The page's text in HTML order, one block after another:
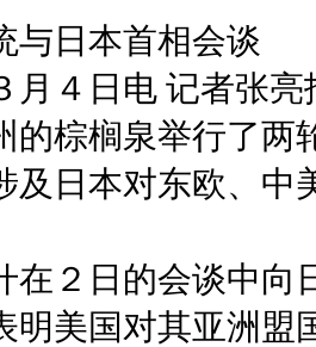
日本首相会谈
月４日电 记者张
的棕榈泉举行了两
及日本对东欧、中
在２日的会谈中向
明美国对其亚洲盟